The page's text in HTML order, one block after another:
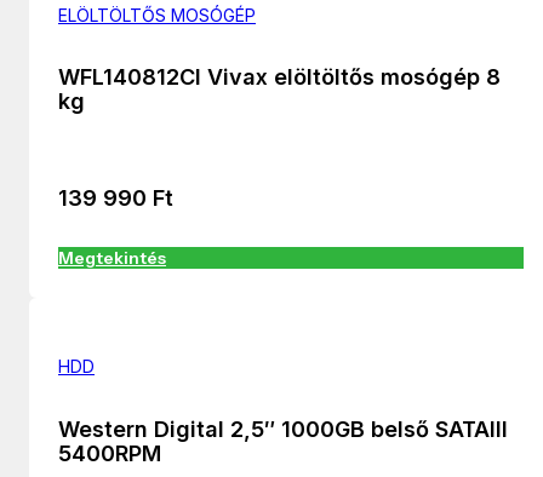
ELÖLTÖLTŐS MOSÓGÉP
WFL140812CI Vivax elöltöltős mosógép 8
kg
139 990 Ft
Megtekintés
HDD
Western Digital 2,5″ 1000GB belső SATAIII
5400RPM